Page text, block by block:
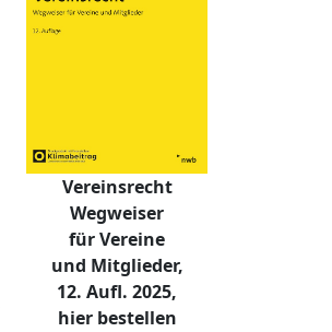
Vereinsrecht
Wegweiser
für Vereine
und Mitglieder,
12. Aufl. 2025,
hier bestellen